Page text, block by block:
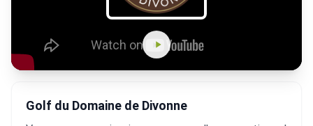
Golf du Domaine de Divonne